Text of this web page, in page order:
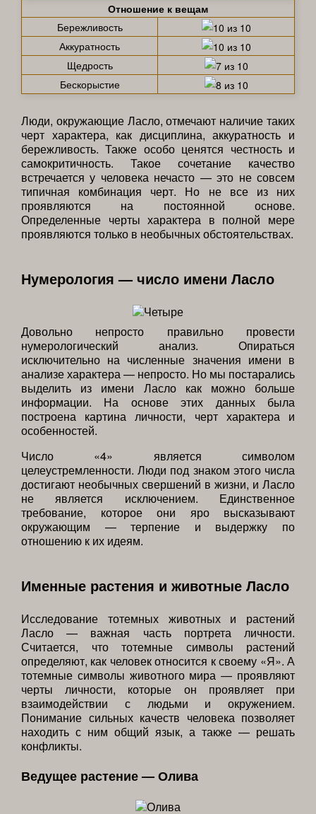
Отношение к вещам
Бережливость
Аккуратность
Щедрость
Бескорыстие
Люди, окружающие Ласло, отмечают наличие таких
черт характера, как дисциплина, аккуратность и
бережливость. Также особо ценятся честность и
самокритичность. Такое сочетание качество
встречается у человека нечасто — это не совсем
типичная комбинация черт. Но не все из них
проявляются на постоянной основе.
Определенные черты характера в полной мере
проявляются только в необычных обстоятельствах.
Нумерология — число имени Ласло
Довольно непросто правильно провести
нумерологический анализ. Опираться
исключительно на численные значения имени в
анализе характера — непросто. Но мы постарались
выделить из имени Ласло как можно больше
информации. На основе этих данных была
построена картина личности, черт характера и
особенностей.
Число «4» является символом
целеустремленности. Люди под знаком этого числа
достигают необычных свершений в жизни, и Ласло
не является исключением. Единственное
требование, которое они яро высказывают
окружающим — терпение и выдержку по
отношению к их идеям.
Именные растения и животные Ласло
Исследование тотемных животных и растений
Ласло — важная часть портрета личности.
Считается, что тотемные символы растений
определяют, как человек относится к своему «Я». А
тотемные символы животного мира — проявляют
черты личности, которые он проявляет при
взаимодействии с людьми и окружением.
Понимание сильных качеств человека позволяет
находить с ним общий язык, а также — решать
конфликты.
Ведущее растение — Олива